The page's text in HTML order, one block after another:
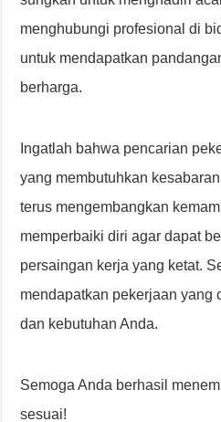
menghubungi profesional di
untuk mendapatkan
berharga.
Ingatlah bahwa pencarian
yang membutuhkan
terus mengembangkan
memperbaiki diri agar dapat
persaingan kerja yang ketat.
mendapatkan pekerjaan yang
dan kebutuhan Anda.
Semoga Anda berhasil
sesuai!